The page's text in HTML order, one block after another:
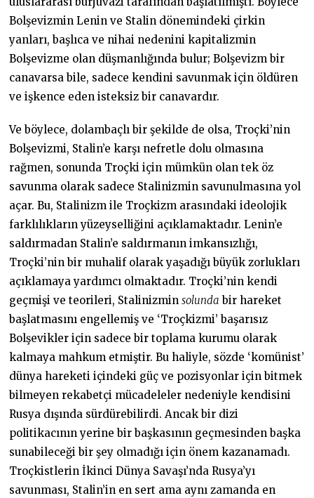
Bolşevizmin Lenin ve Stalin dönemindeki çirkin
yanları, başlıca ve nihai nedenini kapitalizmin
Bolşevizme olan düşmanlığında bulur; Bolşevizm bir
canavarsa bile, sadece kendini savunmak için öldüren
ve işkence eden isteksiz bir canavardır.
Ve böylece, dolambaçlı bir şekilde de olsa, Troçki’nin
Bolşevizmi, Stalin’e karşı nefretle dolu olmasına
rağmen, sonunda Troçki için mümkün olan tek öz
savunma olarak sadece Stalinizmin savunulmasına yol
açar. Bu, Stalinizm ile Troçkizm arasındaki ideolojik
farklılıkların yüzeyselliğini açıklamaktadır. Lenin’e
saldırmadan Stalin’e saldırmanın imkansızlığı,
Troçki’nin bir muhalif olarak yaşadığı büyük zorlukları
açıklamaya yardımcı olmaktadır. Troçki’nin kendi
geçmişi ve teorileri, Stalinizminsolunda bir hareket
başlatmasını engellemiş ve ‘Troçkizmi’ başarısız
Bolşevikler için sadece bir toplama kurumu olarak
kalmaya mahkum etmiştir. Bu haliyle, sözde ‘komünist’
dünya hareketi içindeki güç ve pozisyonlar için bitmek
bilmeyen rekabetçi mücadeleler nedeniyle kendisini
Rusya dışında sürdürebilirdi. Ancak bir dizi
politikacının yerine bir başkasının geçmesinden başka
sunabileceği bir şey olmadığı için önem kazanamadı.
Troçkistlerin İkinci Dünya Savaşı’nda Rusya’yı
savunması, Stalin’in en sert ama aynı zamanda en